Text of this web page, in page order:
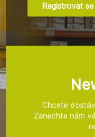
á
p
a
t
í
Registrovat se
Chcete
Zanechte nám